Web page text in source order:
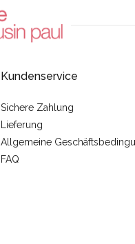
Kundenservice
Sichere Zahlung
Lieferung
Allgemeine
FAQ